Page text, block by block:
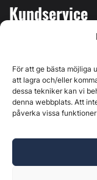
För att ge bästa möjliga
att lagra och/eller
dessa tekniker kan vi
denna webbplats. Att
påverka vissa
Kundservice
Kontakta oss
Östernäsvägen
Ansvarig
webbplats är